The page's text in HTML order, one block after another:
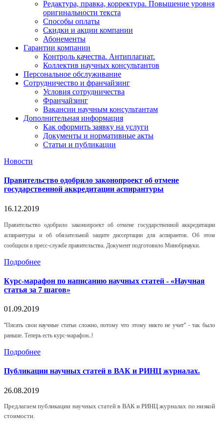
Редактура, правка, корректура. Повышение уровня
оригинальности текста
Способы оплаты
Скидки и акции компании
Абонементы
Гарантии компании
Контроль качества. Антиплагиат.
Коллектив научных консультантов
Персональное обслуживание
Сотрудничество и франчайзинг
Условия сотрудничества
Франчайзинг
Вакансии научным консультантам
Дополнительная информация
Как оформить заявку на услуги
Документы и нормативные акты
Статьи и публикации
Новости
Правительство одобрило законопроект об отмене
государственной аккредитации аспирантуры
16.12.2019
Правительство одобрило законопроект об отмене государственной аккредитации
аспирантуры и об обязательной защите диссертации для аспирантов. Об этом
сообщили в пресс-службе правительства. Документ подготовило Минобрнауки.
Подробнее
Курс-марафон по написанию научных статей - «Научная
статья за 7 шагов»
01.09.2019
"Писать свои научные статьи сложно, потому что этому никто не учит" - так было
раньше. Теперь есть курс-марафон..!
Подробнее
Публикации научных статей в ВАК и РИНЦ журналах.
26.08.2019
Предлагаем публикации научных статей в ВАК и РИНЦ журналах по низкой
стоимости.